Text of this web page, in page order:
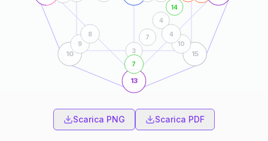
13
10 15
3
7
4
14
7
9
8
10
4
Scarica PNG Scarica PDF